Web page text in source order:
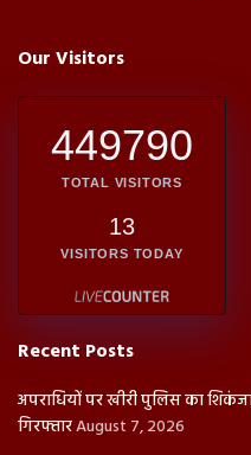
Our Visitors
449790
TOTAL VISITORS
13
VISITORS TODAY
Recent Posts
अपराधियों पर खीरी पुलिस का
गिरफ्तारAugust 7, 2026